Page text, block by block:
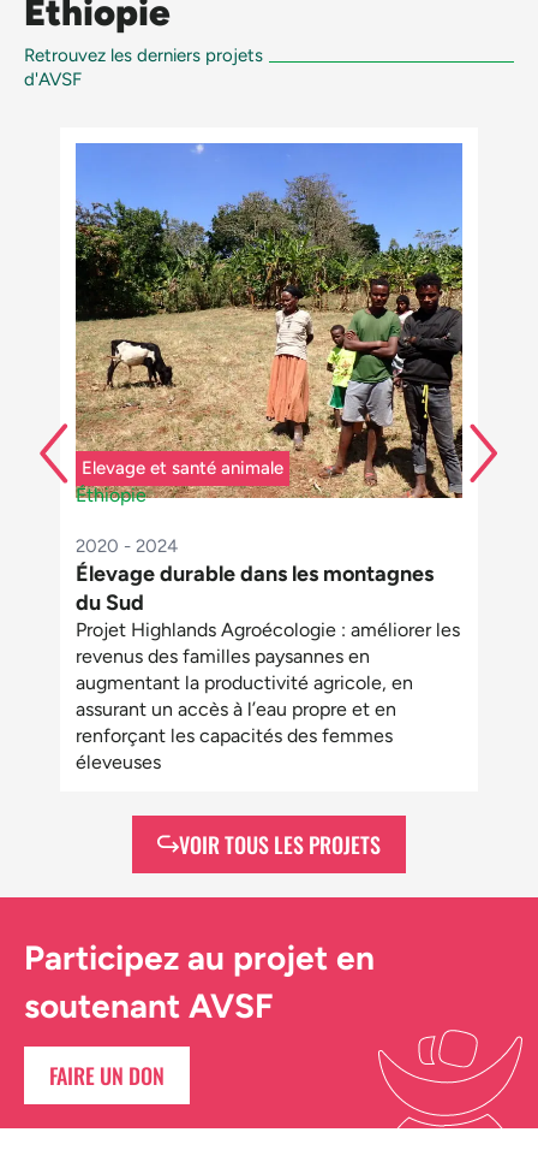
Éthiopie
Retrouvez les derniers projets
d'AVSF
Elevage et santé animale
Éthiopie
2020 - 2024
Élevage durable dans les montagnes
du Sud
Projet Highlands Agroécologie : améliorer les
revenus des familles paysannes en
augmentant la productivité agricole, en
assurant un accès à l’eau propre et en
renforçant les capacités des femmes
éleveuses
VOIR TOUS LES PROJETS
Participez au projet en
soutenant AVSF
FAIRE UN DON